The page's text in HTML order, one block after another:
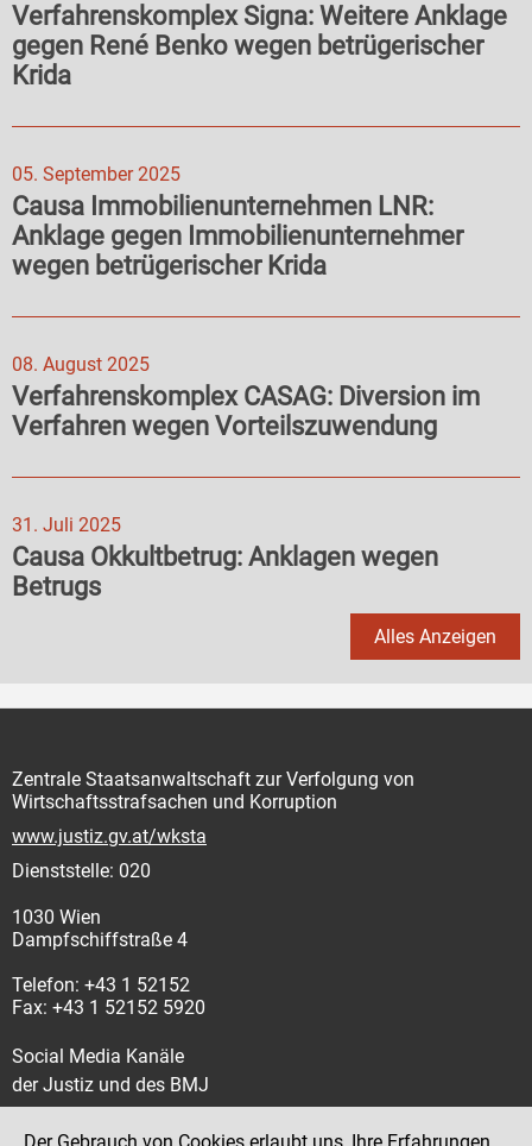
Verfahrenskomplex Signa: Weitere Anklage
gegen René Benko wegen betrügerischer
Krida
05. September 2025
Causa Immobilienunternehmen LNR:
Anklage gegen Immobilienunternehmer
wegen betrügerischer Krida
08. August 2025
Verfahrenskomplex CASAG: Diversion im
Verfahren wegen Vorteilszuwendung
31. Juli 2025
Causa Okkultbetrug: Anklagen wegen
Betrugs
Alles Anzeigen
Zentrale Staatsanwaltschaft zur Verfolgung von
Wirtschaftsstrafsachen und Korruption
www.justiz.gv.at/wksta
Dienststelle: 020
1030 Wien
Dampfschiffstraße 4
Telefon: +43 1 52152
Fax: +43 1 52152 5920
Social Media Kanäle
der Justiz und des BMJ